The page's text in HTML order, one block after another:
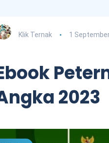
Klik Ternak 1
2023